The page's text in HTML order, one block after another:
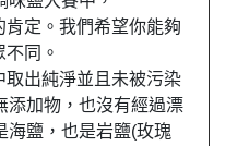
定。我們希望你能夠
同。
出純淨並且未被污染
添加物，也沒有經過漂
海鹽，也是岩鹽(玫瑰